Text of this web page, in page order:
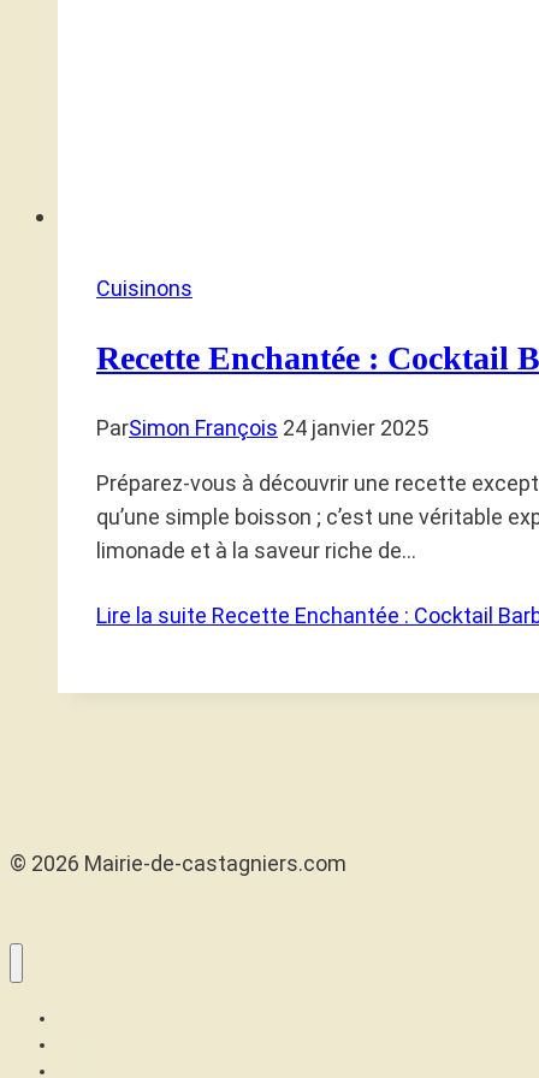
Cuisinons
Recette Enchantée : Cocktail
ParSimon François 24 janvier 2025
Préparez-vous à découvrir une recette
qu’une simple boisson ; c’est une véritable
limonade et à la saveur riche de…
Lire la suite Recette Enchantée : Cocktail
© 2026 Mairie-de-castagniers.com